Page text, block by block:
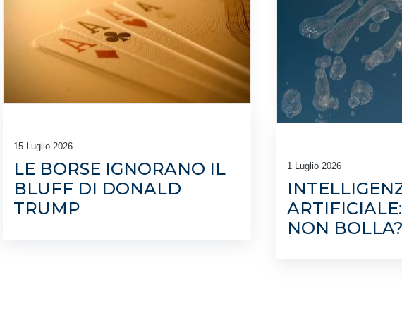
15 Luglio 2026
LE BORSE IGNORANO IL
BLUFF DI DONALD
TRUMP
1 Luglio 2026
NON BOLLA?